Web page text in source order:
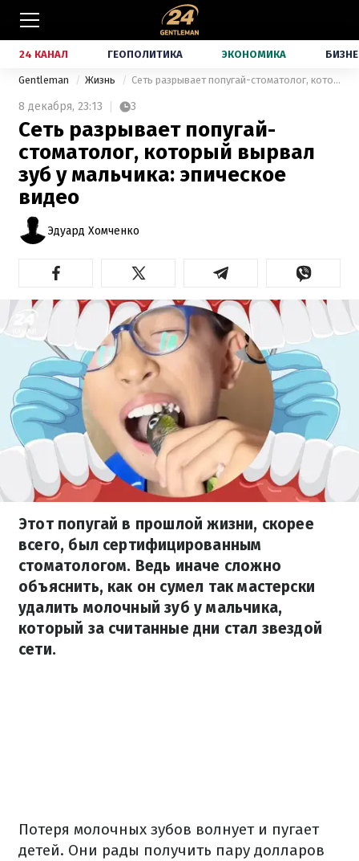
24 КАНАЛ ГЕОПОЛИТИКА ЭКОНОМИКА
Gentleman Жизнь Сеть разрывает попугай-стоматолог, который вырвал зуб у мальчика: эпическое видео
8 декабря, 23:13 3
Сеть разрывает попугай-
стоматолог, который вырвал
зуб у мальчика: эпическое
видео
Эдуард Хомченко
Этот попугай в прошлой жизни, скорее
всего, был сертифицированным
стоматологом. Ведь иначе сложно
объяснить, как он сумел так мастерски
удалить молочный зуб у мальчика,
который за считанные дни стал звездой
сети.
Потеря молочных зубов волнует и пугает
детей. Они рады получить пару долларов